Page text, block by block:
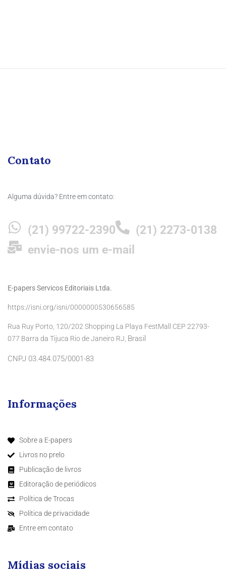
Contato
Alguma dúvida? Entre em contato:
(21) 99722-2390
(21) 2273-0138
envie-nos um e-mail
E-papers Servicos Editoriais Ltda.
https://isni.org/isni/0000000530656585
Rua Ruy Porto, 120/202 Shopping La Playa FestMall CEP 22793-
077 Barra da Tijuca Rio de Janeiro RJ, Brasil
CNPJ 03.484.075/0001-83
Informações
Sobre a E-papers
Livros no prelo
Publicação de livros
Editoração de periódicos
Política de Trocas
Política de privacidade
Entre em contato
Mídias sociais